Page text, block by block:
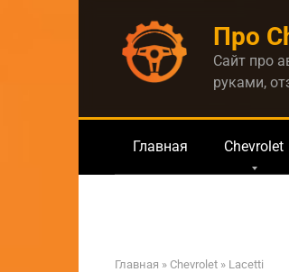
Про
Сайт про
руками,
Главная Chevrolet
Главная » Chevrolet » Lacetti